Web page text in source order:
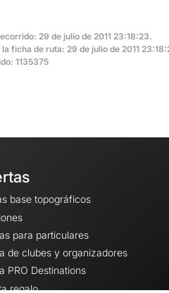
29 de julio de 2011 23:18:23.
ficha de ruta: 29 de julio de 2011
1135375
base topográficos
para particulares
de clubes y organizadores
PRO Destinations
regalo